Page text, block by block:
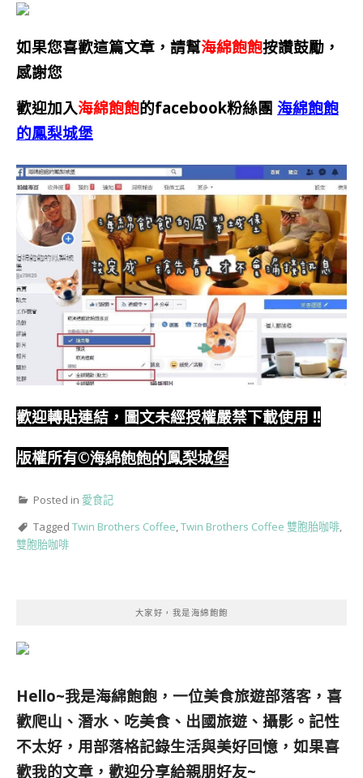
如果您喜歡這篇文章，請幫海綿飽飽按讚鼓勵，
感謝您
歡迎加入海綿飽飽的facebook粉絲團 海綿飽飽
的鳳梨城堡
歡迎轉貼連結，圖文未經授權嚴禁下載使用 !!
版權所有©海綿飽飽的鳳梨城堡
Posted in 愛食記
Tagged Twin Brothers Coffee,Twin Brothers Coffee 雙胞胎咖啡,
雙胞胎咖啡
大家好，我是海綿飽飽
Hello~我是海綿飽飽，一位美食旅遊部落客， 喜
歡爬山、潛水、吃美食、出國旅遊、攝影。 記性
不太好，用部落格記錄生活與美好回憶， 如果喜
歡我的文章，歡迎分享給親朋好友~